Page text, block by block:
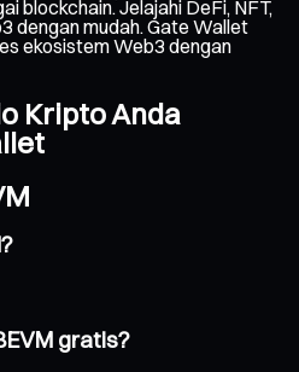
blockchain. Jelajahi DeFi, NFT,
dengan mudah. Gate Wallet
ekosistem Web3 dengan
Kripto Anda
gratis?